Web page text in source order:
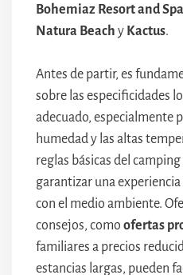
Bohemiaz Resort and
Natura Beach y Kactus.
Antes de partir, es
sobre las especificidades
adecuado, especialmente
humedad y las altas
reglas básicas del
garantizar una
con el medio ambiente.
consejos, como ofertas
familiares a precios
estancias largas, pueden